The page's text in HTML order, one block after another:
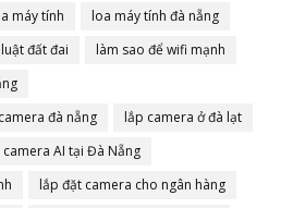
máy tính
loa máy tính đà nẵng
luật đất đai
làm sao để wifi mạnh
đà nẵng
lắp camera ở đà lạt
AI tại Đà Nẵng
lắp đặt camera cho ngân hàng